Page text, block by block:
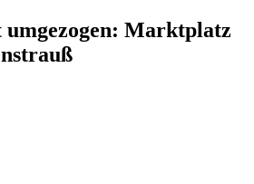
umgezogen: Marktplatz